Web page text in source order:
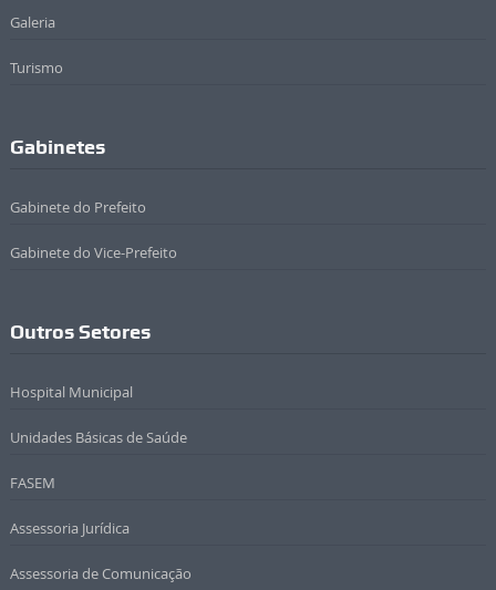
Galeria
Turismo
Gabinetes
Gabinete do Prefeito
Gabinete do Vice-Prefeito
Outros Setores
Hospital Municipal
Unidades Básicas de Saúde
FASEM
Assessoria Jurídica
Assessoria de Comunicação